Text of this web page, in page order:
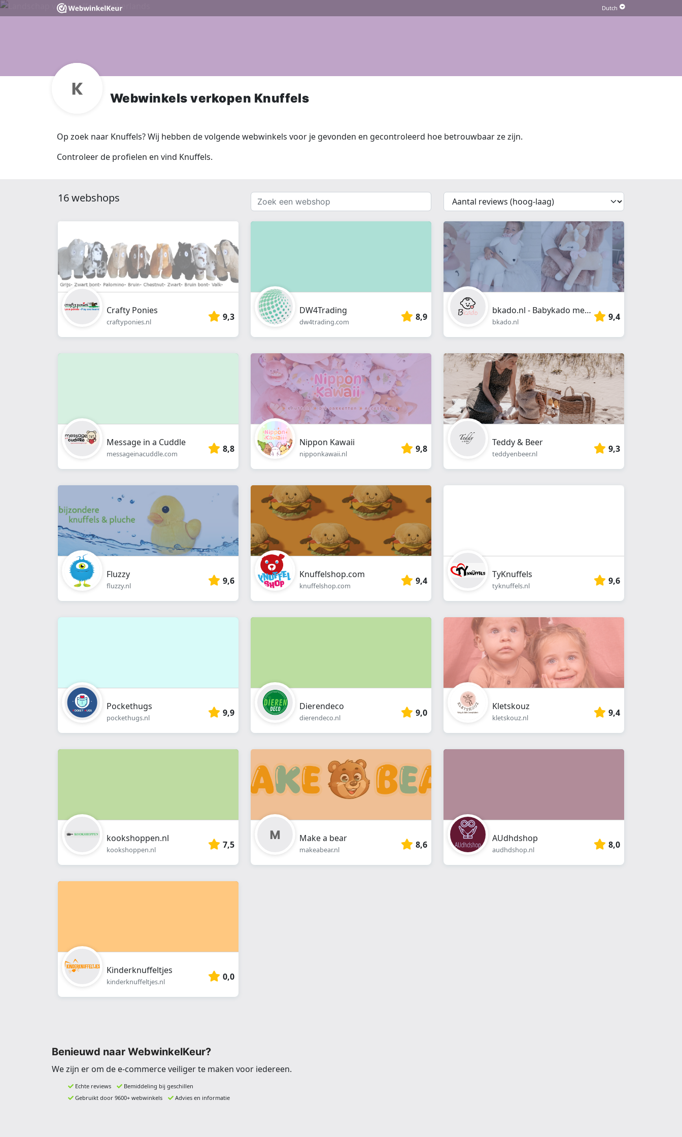
Webwinkels verkopen Knuffels
Op zoek naar Knuffels? Wij hebben de volgende webwinkels voor je gevonden en gecontroleerd hoe betrouwbaar ze zijn.
Controleer de profielen en vind Knuffels.
16 webshops
Zoek
een
webshop
{{
__('Sort')
}}
Crafty Ponies
craftyponies.nl 9,3
DW4Trading
dw4trading.com 8,9
bkado.nl - Babykado met naam
bkado.nl 9,4
Message in a Cuddle
messageinacuddle.com 8,8
Nippon Kawaii
nipponkawaii.nl 9,8
Teddy & Beer
teddyenbeer.nl 9,3
Fluzzy
fluzzy.nl 9,6
Knuffelshop.com
knuffelshop.com 9,4
TyKnuffels
tyknuffels.nl 9,6
Pockethugs
pockethugs.nl 9,9
Dierendeco
dierendeco.nl 9,0
Kletskouz
kletskouz.nl 9,4
kookshoppen.nl
kookshoppen.nl 7,5
Make a bear
makeabear.nl 8,6
AUdhdshop
audhdshop.nl 8,0
Kinderknuffeltjes
kinderknuffeltjes.nl 0,0
Benieuwd naar WebwinkelKeur?
We zijn er om de e-commerce veiliger te maken voor iedereen.
Echte reviews
Bemiddeling bij geschillen
Gebruikt door 9600+ webwinkels
Advies en informatie